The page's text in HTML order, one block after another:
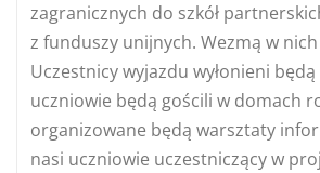
zagranicznych do szkół
z funduszy unijnych. Wezmą w
Uczestnicy wyjazdu wyłonieni
uczniowie będą gościli w domach
organizowane będą warsztaty
nasi uczniowie uczestniczący w